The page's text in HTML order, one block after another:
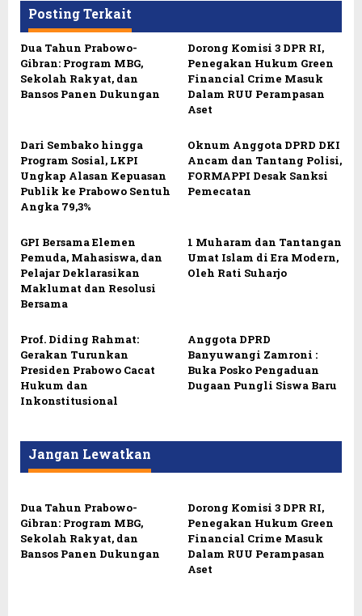
Posting Terkait
Dua Tahun Prabowo-
Gibran: Program MBG,
Sekolah Rakyat, dan
Bansos Panen Dukungan
Dorong Komisi 3 DPR RI,
Penegakan Hukum Green
Financial Crime Masuk
Dalam RUU Perampasan
Aset
Dari Sembako hingga
Program Sosial, LKPI
Ungkap Alasan Kepuasan
Publik ke Prabowo Sentuh
Angka 79,3%
Oknum Anggota DPRD DKI
Ancam dan Tantang Polisi,
FORMAPPI Desak Sanksi
Pemecatan
GPI Bersama Elemen
Pemuda, Mahasiswa, dan
Pelajar Deklarasikan
Maklumat dan Resolusi
Bersama
1 Muharam dan Tantangan
Umat Islam di Era Modern,
Oleh Rati Suharjo
Prof. Diding Rahmat:
Gerakan Turunkan
Presiden Prabowo Cacat
Hukum dan
Inkonstitusional
Anggota DPRD
Banyuwangi Zamroni :
Buka Posko Pengaduan
Dugaan Pungli Siswa Baru
Jangan Lewatkan
Dua Tahun Prabowo-
Gibran: Program MBG,
Sekolah Rakyat, dan
Bansos Panen Dukungan
Dorong Komisi 3 DPR RI,
Penegakan Hukum Green
Financial Crime Masuk
Dalam RUU Perampasan
Aset